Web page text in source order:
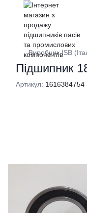
Виробник ISB
Підшипник
Артикул: 1616384754